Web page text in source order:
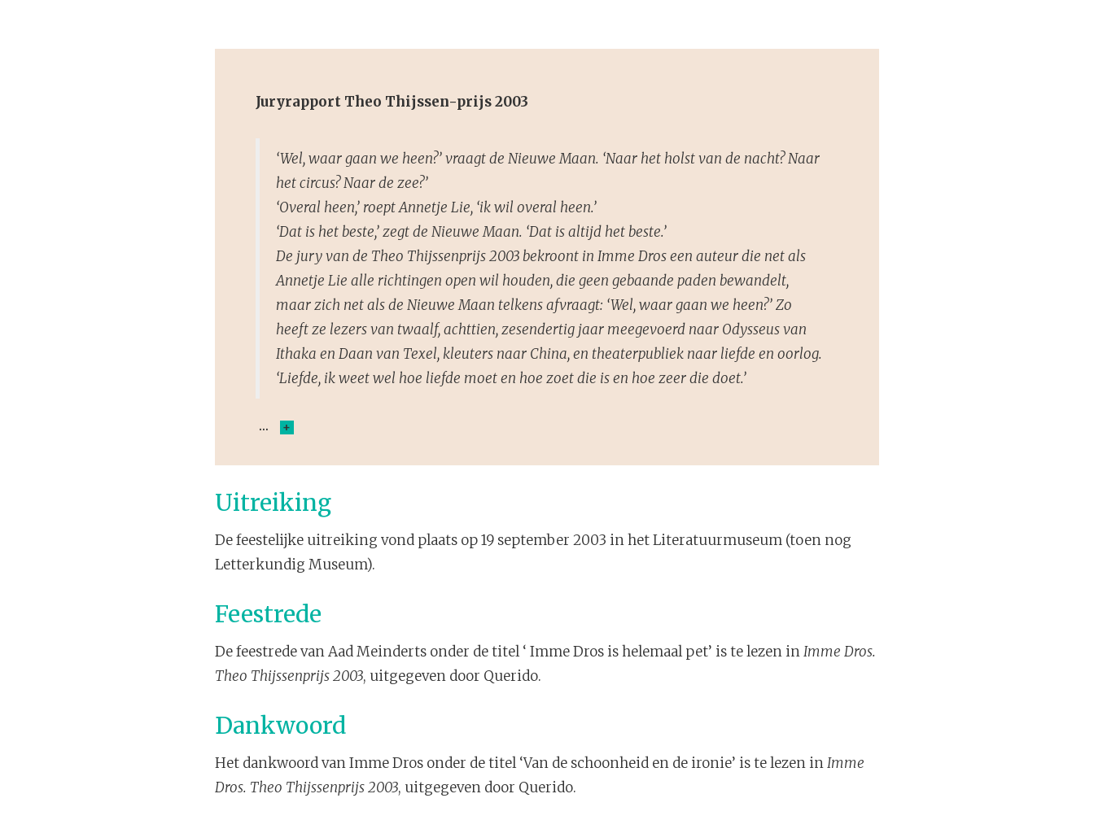
Juryrapport Theo Thijssen-prijs 2003
‘Wel, waar gaan we heen?’ vraagt de Nieuwe Maan. ‘Naar het holst van de nacht? Naar
het circus? Naar de zee?’
‘Overal heen,’ roept Annetje Lie, ‘ik wil overal heen.’
‘Dat is het beste,’ zegt de Nieuwe Maan. ‘Dat is altijd het beste.’
De jury van de Theo Thijssenprijs 2003 bekroont in Imme Dros een auteur die net als
Annetje Lie alle richtingen open wil houden, die geen gebaande paden bewandelt,
maar zich net als de Nieuwe Maan telkens afvraagt: ‘Wel, waar gaan we heen?’ Zo
heeft ze lezers van twaalf, achttien, zesendertig jaar meegevoerd naar Odysseus van
Ithaka en Daan van Texel, kleuters naar China, en theaterpubliek naar liefde en oorlog.
‘Liefde, ik weet wel hoe liefde moet en hoe zoet die is en hoe zeer die doet.’
+
Uitreiking
De feestelijke uitreiking vond plaats op 19 september 2003 in het Literatuurmuseum (toen nog
Letterkundig Museum).
Feestrede
De feestrede van Aad Meinderts onder de titel ‘ Imme Dros is helemaal pet’ is te lezen inImme Dros.
Theo Thijssenprijs 2003, uitgegeven door Querido.
Dankwoord
Het dankwoord van Imme Dros onder de titel ‘Van de schoonheid en de ironie’ is te lezen inImme
Dros. Theo Thijssenprijs 2003, uitgegeven door Querido.